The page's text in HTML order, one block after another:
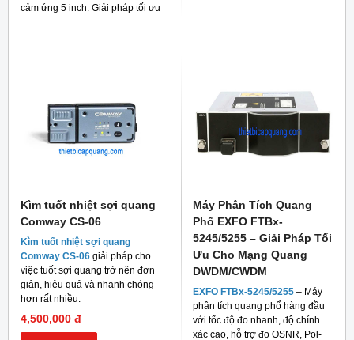
cảm ứng 5 inch. Giải pháp tối ưu
Kìm tuốt nhiệt sợi quang
Comway CS-06
Kìm tuốt nhiệt sợi quang
Comway CS-06 giải pháp cho
việc tuốt sợi quang trở nên đơn
giản, hiệu quả và nhanh chóng
hơn rất nhiều.
4,500,000 đ
Máy Phân Tích Quang
Phổ EXFO FTBx-
5245/5255 – Giải Pháp Tối
Ưu Cho Mạng Quang
DWDM/CWDM
EXFO FTBx-5245/5255 – Máy
phân tích quang phổ hàng đầu
với tốc độ đo nhanh, độ chính
xác cao, hỗ trợ đo OSNR, Pol-